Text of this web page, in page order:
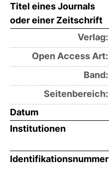
Titel eines Journals
oder einer Zeitschrift
Verlag:
Open Access Art:
Band:
Seitenbereich:
Datum
Institutionen
Identifikationsnummer